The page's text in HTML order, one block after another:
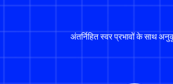
अंतर्निहित स्वर प्रभावों के साथ